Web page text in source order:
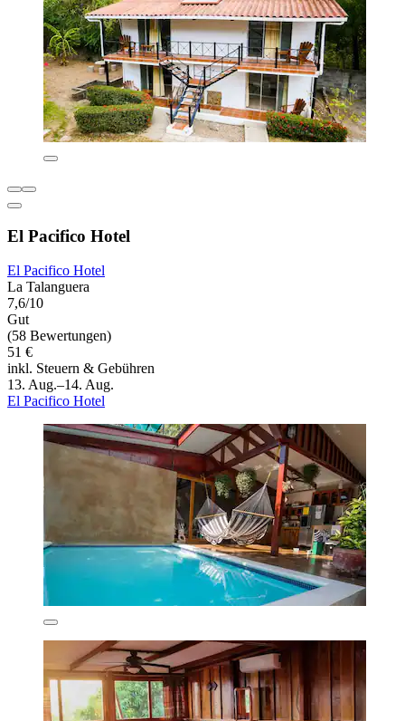
El Pacifico Hotel
El Pacifico Hotel
La Talanguera
7,6/10
Gut
(58 Bewertungen)
51 €
inkl. Steuern & Gebühren
13. Aug.–14. Aug.
El Pacifico Hotel